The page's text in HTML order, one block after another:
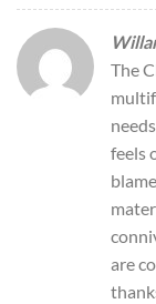
The
feels
are